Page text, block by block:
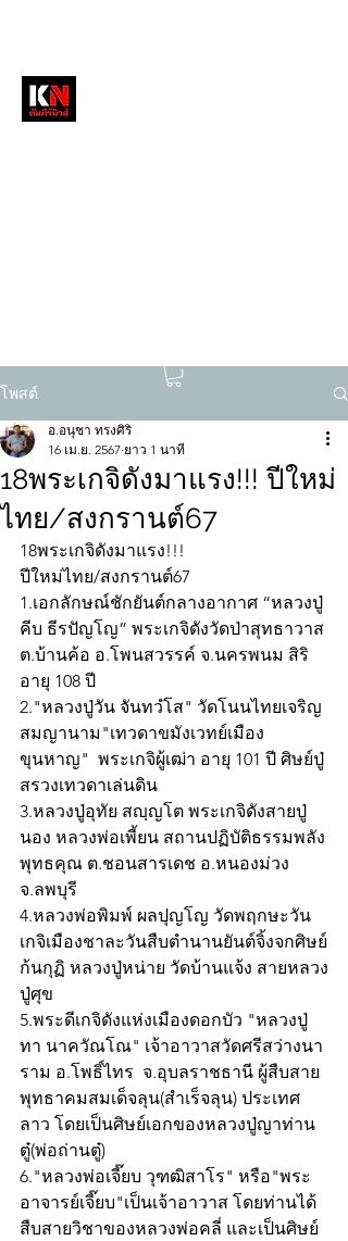
โพสต์
18พระเกจิดังมาแรง!!! ปีใหม่
ไทย/สงกรานต์67
อ.อนุชา ทรงศิริ
16 เม.ย. 2567 ยาว 1 นาที
18พระเกจิดังมาแรง!!!
ปีใหม่ไทย/สงกรานต์67
1.เอกลักษณ์ชักยันต์กลางอากาศ “หลวงปู่
คีบ ธีรปัญโญ” พระเกจิดังวัดป่าสุทธาวาส
ต.บ้านค้อ อ.โพนสวรรค์ จ.นครพนม สิริ
อายุ 108 ปี
2."หลวงปู่วัน จันทวํโส" วัดโนนไทยเจริญ
สมญานาม"เทวดาขมังเวทย์เมือง
ขุนหาญ"  พระเกจิผู้เฒ่า อายุ 101 ปี ศิษย์ปู่
สรวงเทวดาเล่นดิน
3.หลวงปู่อุทัย สญฺญโต พระเกจิดังสายปู่
นอง หลวงพ่อเพี้ยน สถานปฏิบัติธรรมพลัง
พุทธคุณ ต.ชอนสารเดช อ.หนองม่วง
จ.ลพบุรี
4.หลวงพ่อพิมพ์ ผลปุญโญ วัดพฤกษะวัน
เกจิเมืองชาละวันสืบตำนานยันต์จิ้งจกศิษย์
ก้นกุฏิ หลวงปู่หน่าย วัดบ้านแจ้ง สายหลวง
ปู่ศุข
5.พระดีเกจิดังแห่งเมืองดอกบัว "หลวงปู่
ทา นาควัณโณ" เจ้าอาวาสวัดศรีสว่างนา
ราม อ.โพธิ์ไทร  จ.อุบลราชธานี ผู้สืบสาย
พุทธาคมสมเด็จลุน(สำเร็จลุน) ประเทศ
ลาว โดยเป็นศิษย์เอกของหลวงปู่ญาท่าน
ตู๋(พ่อถ่านตู๋)
6."หลวงพ่อเจี๊ยบ วุฑฒิสาโร" หรือ"พระ
อาจารย์เจี๊ยบ"เป็นเจ้าอาวาส โดยท่านได้
สืบสายวิชาของหลวงพ่อคลี่ และเป็นศิษย์